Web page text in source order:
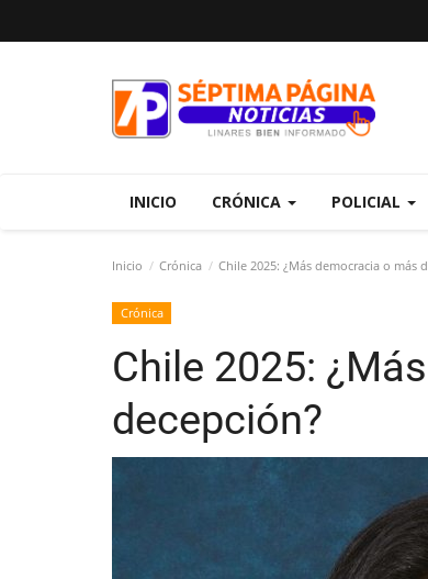
INICIO CRÓNICA POLICIAL
Inicio Crónica Chile 2025: ¿Más democracia o más
Crónica
Chile 2025:
decepción?